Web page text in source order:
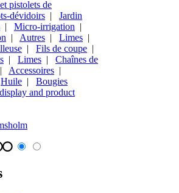
pistolets de
dévidoirs | Jardin
| Micro-irrigation |
| Autres | Limes |
| Fils de coupe |
| Limes | Chaînes de
| Accessoires |
Huile | Bougies
and product